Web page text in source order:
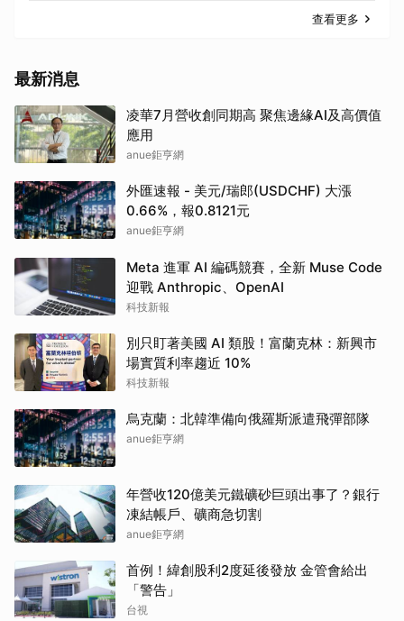
查看更多
最新消息
凌華7月營收創同期高 聚焦邊緣AI及高價值
應用
anue鉅亨網
外匯速報 - 美元/瑞郎(USDCHF) 大漲
0.66%，報0.8121元
anue鉅亨網
Meta 進軍 AI 編碼競賽，全新 Muse Code
迎戰 Anthropic、OpenAI
科技新報
別只盯著美國 AI 類股！富蘭克林：新興市
場實質利率趨近 10%
科技新報
烏克蘭：北韓準備向俄羅斯派遣飛彈部隊
anue鉅亨網
年營收120億美元鐵礦砂巨頭出事了？銀行
凍結帳戶、礦商急切割
anue鉅亨網
首例！緯創股利2度延後發放 金管會給出
「警告」
台視